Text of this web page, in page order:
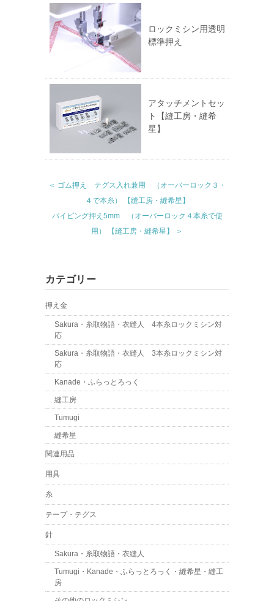
ロックミシン用透明
標準押え
アタッチメントセッ
ト【縫工房・縫希
星】
＜ ゴム押え テグス入れ兼用 （オーバーロック３・
４で本糸） 【縫工房・縫希星】
パイピング押え5mm （オーバーロック４本糸で使
用） 【縫工房・縫希星】 ＞
カテゴリー
押え金
Sakura・糸取物語・衣縫人 4本糸ロックミシン対
応
Sakura・糸取物語・衣縫人 3本糸ロックミシン対
応
Kanade・ふらっとろっく
縫工房
Tumugi
縫希星
関連用品
用具
糸
テープ・テグス
針
Sakura・糸取物語・衣縫人
Tumugi・Kanade・ふらっとろっく・縫希星・縫工
房